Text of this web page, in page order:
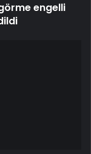
engelli